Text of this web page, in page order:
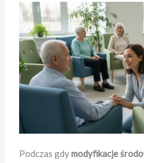
Podczas gdymodyfikacje